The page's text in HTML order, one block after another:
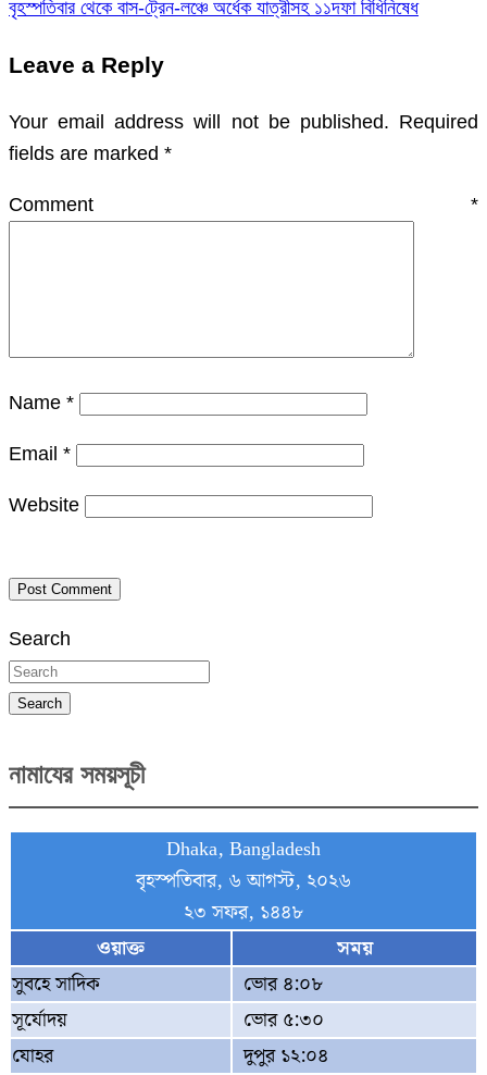
navigation
বৃহস্পতিবার থেকে বাস-ট্রেন-লঞ্চে অর্ধেক যাত্রীসহ ১১দফা বিধিনিষেধ
Leave a Reply
Your email address will not be published. Required
fields are marked *
Comment *
Name *
Email *
Website
Search
Search
নামাযের সময়সূচী
Dhaka, Bangladesh
বৃহস্পতিবার, ৬ আগস্ট, ২০২৬
২৩ সফর, ১৪৪৮
ওয়াক্ত
সময়
সুবহে সাদিক
ভোর ৪:০৮
সূর্যোদয়
ভোর ৫:৩০
যোহর
দুপুর ১২:০৪